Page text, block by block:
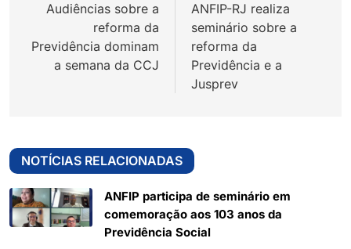
Post
Audiências sobre a
reforma da
Previdência dominam
a semana da CCJ
ANFIP-RJ realiza
seminário sobre a
reforma da
Previdência e a
Jusprev
NOTÍCIAS RELACIONADAS
ANFIP participa de seminário em
comemoração aos 103 anos da
Previdência Social